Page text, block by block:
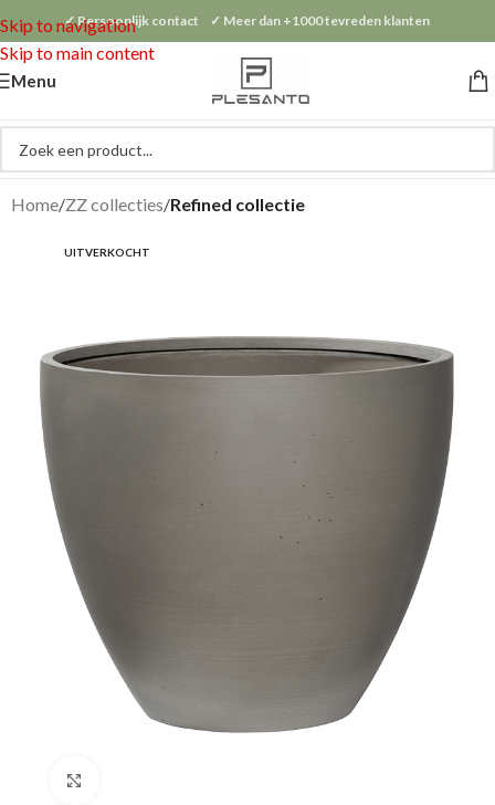
Skip to navigation
Skip to main content
✓ Persoonlijk contact ✓ Meer dan +1000 tevreden klanten
Menu
Home ZZ collecties Refined collectie
UITVERKOCHT